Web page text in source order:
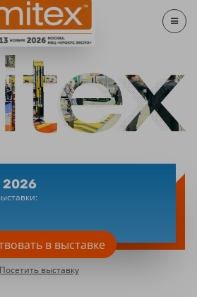
2026
в выставке
Посетить выставку